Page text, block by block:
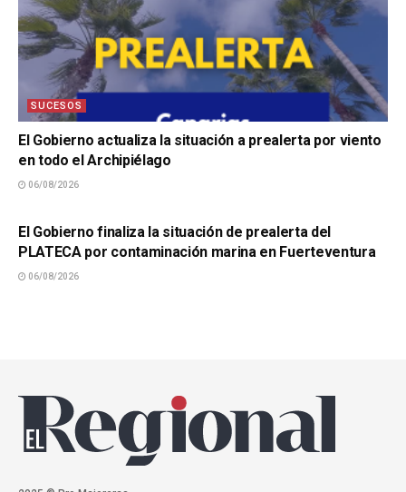
SUCESOS
El Gobierno actualiza la situación a prealerta por viento
en todo el Archipiélago
06/08/2026
El Gobierno finaliza la situación de prealerta del
PLATECA por contaminación marina en Fuerteventura
06/08/2026